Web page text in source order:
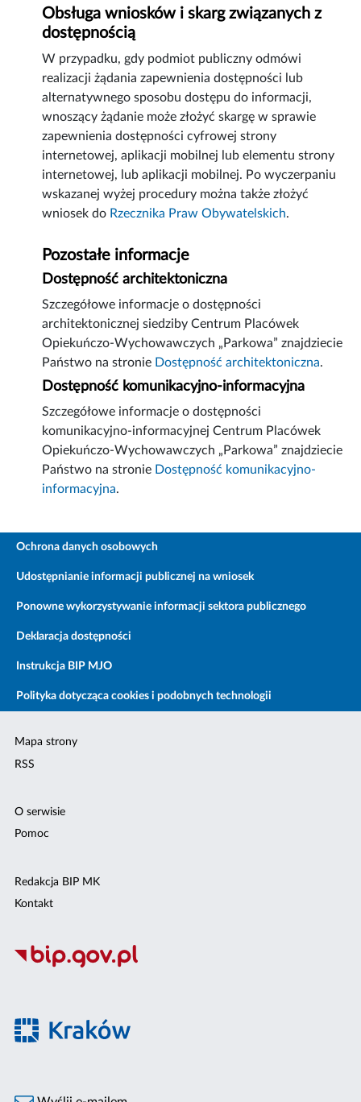
Obsługa wniosków i skarg związanych z
dostępnością
W przypadku, gdy podmiot publiczny odmówi
realizacji żądania zapewnienia dostępności lub
alternatywnego sposobu dostępu do informacji,
wnoszący żądanie może złożyć skargę w sprawie
zapewnienia dostępności cyfrowej strony
internetowej, aplikacji mobilnej lub elementu strony
internetowej, lub aplikacji mobilnej. Po wyczerpaniu
wskazanej wyżej procedury można także złożyć
wniosek do Rzecznika Praw Obywatelskich.
Pozostałe informacje
Dostępność architektoniczna
Szczegółowe informacje o dostępności
architektonicznej siedziby Centrum Placówek
Opiekuńczo-Wychowawczych „Parkowa” znajdziecie
Państwo na stronie Dostępność architektoniczna.
Dostępność komunikacyjno-informacyjna
Szczegółowe informacje o dostępności
komunikacyjno-informacyjnej Centrum Placówek
Opiekuńczo-Wychowawczych „Parkowa” znajdziecie
Państwo na stronie Dostępność komunikacyjno-
informacyjna.
Ochrona danych osobowych
Udostępnianie informacji publicznej na wniosek
Ponowne wykorzystywanie informacji sektora publicznego
Deklaracja dostępności
Instrukcja BIP MJO
Polityka dotycząca cookies i podobnych technologii
Mapa strony
RSS
O serwisie
Pomoc
Redakcja BIP MK
Kontakt